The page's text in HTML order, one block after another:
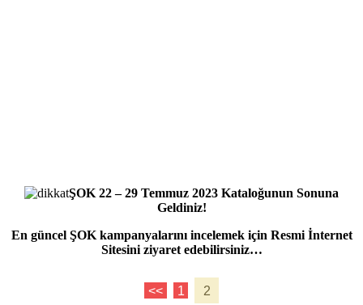
ŞOK 22 – 29 Temmuz 2023 Kataloğunun Sonuna
Geldiniz!
En güncel ŞOK kampanyalarını incelemek için Resmi İnternet
Sitesini ziyaret edebilirsiniz…
<< 1 2